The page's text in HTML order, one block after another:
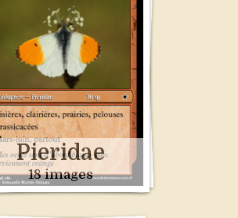
Pieridae
18 images